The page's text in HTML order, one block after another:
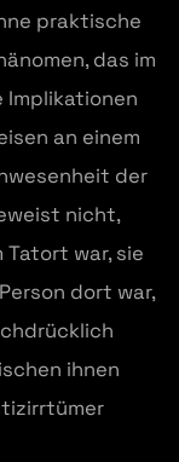
praktische
das im
an einem
der
nicht,
Tatort war, sie
dort war,
ihnen